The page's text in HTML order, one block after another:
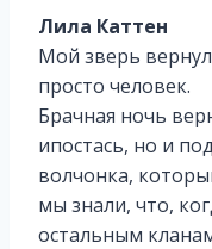
Лила Каттен
Мой зверь
просто человек.
Брачная ночь
ипостась, но и
волчонка,
мы знали, что,
остальным